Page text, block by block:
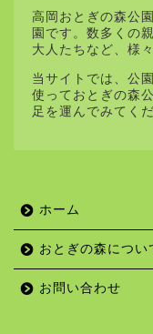
高岡おとぎの森公
園です。数多くの
大人たちなど、様
当サイトでは、公
使っておとぎの森
足を運んでみてくだ
ホーム
おとぎの森につい
お問い合わせ